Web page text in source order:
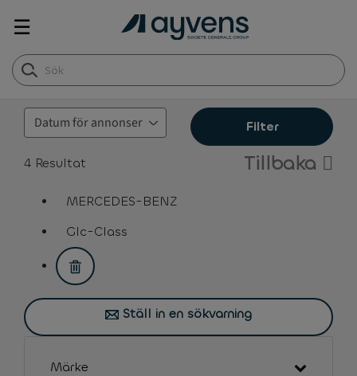
☰
Filter
4 Resultat Tillbaka
MERCEDES-BENZ
Glc-Class
assistive.text.remove.filter.button
Ställ in en sökvarning
Märke